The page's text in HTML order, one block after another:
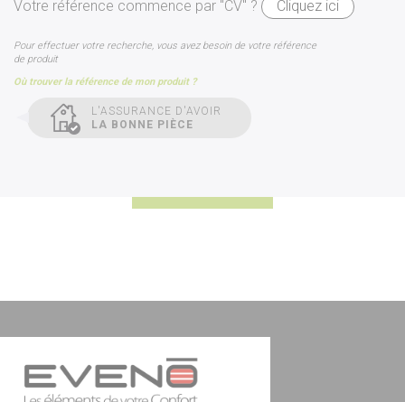
Votre référence commence par "CV" ? Cliquez ici
Pour effectuer votre recherche, vous avez besoin de votre référence
de produit
Où trouver la référence de mon produit ?
L'ASSURANCE D'AVOIR
LA BONNE PIÈCE